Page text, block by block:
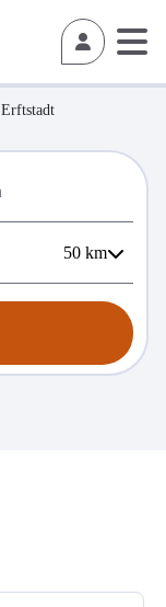
Erftstadt
50 km